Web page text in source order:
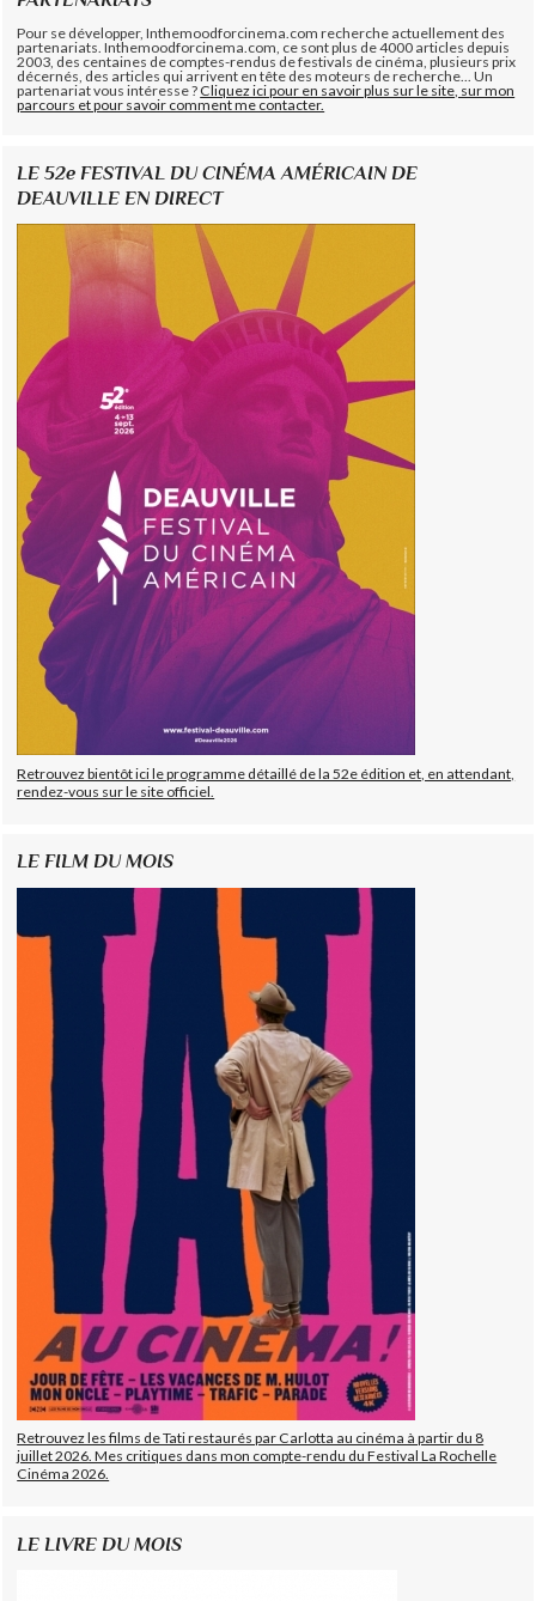
Pour se développer, Inthemoodforcinema.com recherche actuellement des
partenariats. Inthemoodforcinema.com, ce sont plus de 4000 articles depuis
2003, des centaines de comptes-rendus de festivals de cinéma, plusieurs prix
décernés, des articles qui arrivent en tête des moteurs de recherche... Un
partenariat vous intéresse ?Cliquez ici pour en savoir plus sur le site, sur mon
parcours et pour savoir comment me contacter.
LE 52e FESTIVAL DU CINÉMA AMÉRICAIN DE
DEAUVILLE EN DIRECT
Retrouvez bientôt ici le programme détaillé de la 52e édition et, en attendant,
rendez-vous sur le site officiel.
LE FILM DU MOIS
Retrouvez les films de Tati restaurés par Carlotta au cinéma à partir du 8
juillet 2026. Mes critiques dans mon compte-rendu du Festival La Rochelle
Cinéma 2026.
LE LIVRE DU MOIS